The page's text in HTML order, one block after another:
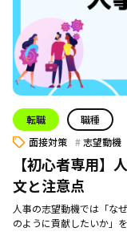
転職
職種
面接対策
志望動機
【初心者専用】
文と注意点
人事の志望動機では「な
のように貢献したいか」